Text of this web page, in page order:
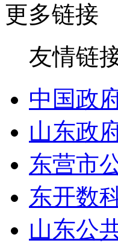
更多链接
友情链
中国政
山东政
东营市
东开数
山东公